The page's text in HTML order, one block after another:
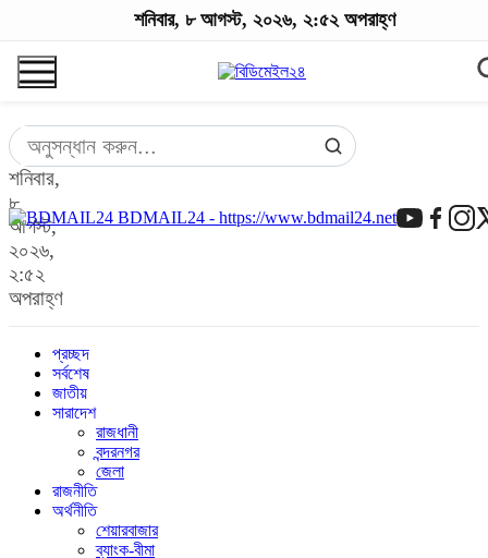
শনিবার,
৮
আগস্ট,
২০২৬,
২:৫২
অপরাহ্ণ
BDMAIL24 - https://www.bdmail24.net
প্রচ্ছদ
সর্বশেষ
জাতীয়
সারাদেশ
রাজধানী
বন্দরনগর
জেলা
রাজনীতি
অর্থনীতি
শেয়ারবাজার
ব্যাংক-বীমা
শনিবার, ৮ আগস্ট, ২০২৬, ২:৫২ অপরাহ্ণ